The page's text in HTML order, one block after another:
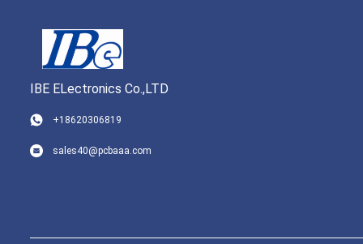
IBE ELectronics Co.,LTD
+18620306819
sales40@pcbaaa.com